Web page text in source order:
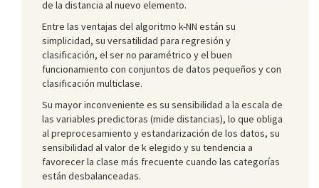
de la distancia al nuevo elemento.
Entre las ventajas del algoritmo k-NN están su
simplicidad, su versatilidad para regresión y
clasificación, el ser no paramétrico y el buen
funcionamiento con conjuntos de datos pequeños y con
clasificación multiclase.
Su mayor inconveniente es su sensibilidad a la escala de
las variables predictoras (mide distancias), lo que obliga
al preprocesamiento y estandarización de los datos, su
sensibilidad al valor de k elegido y su tendencia a
favorecer la clase más frecuente cuando las categorías
están desbalanceadas.